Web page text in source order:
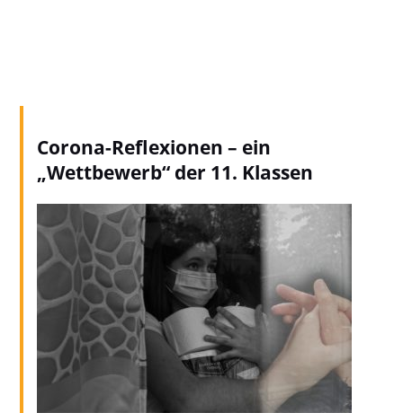
Corona-Reflexionen – ein
„Wettbewerb“ der 11. Klassen